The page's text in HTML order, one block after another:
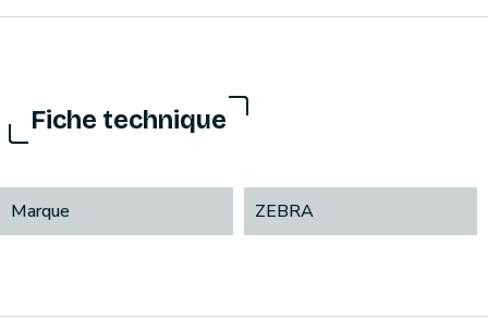
Fiche technique
Marque ZEBRA